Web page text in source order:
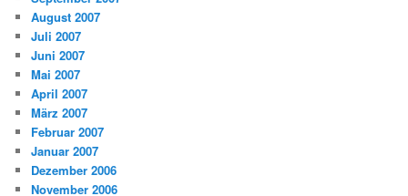
August 2007
Juli 2007
Juni 2007
Mai 2007
April 2007
März 2007
Februar 2007
Januar 2007
Dezember 2006
November 2006